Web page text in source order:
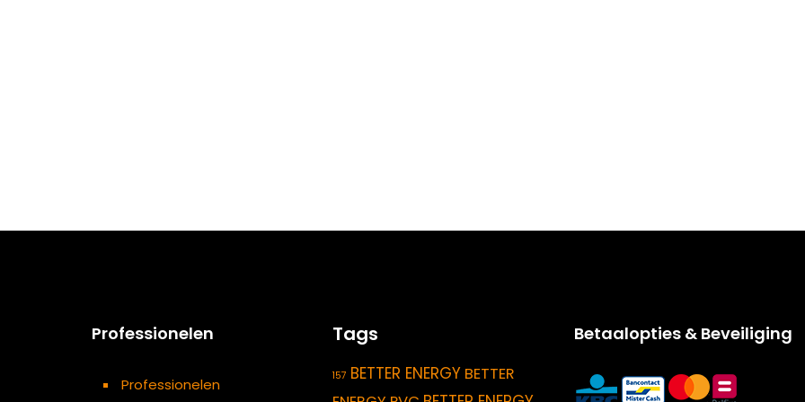
Professionelen
Professionelen
Tags
157 BETTER ENERGY BETTER
Betaalopties & Beveiliging